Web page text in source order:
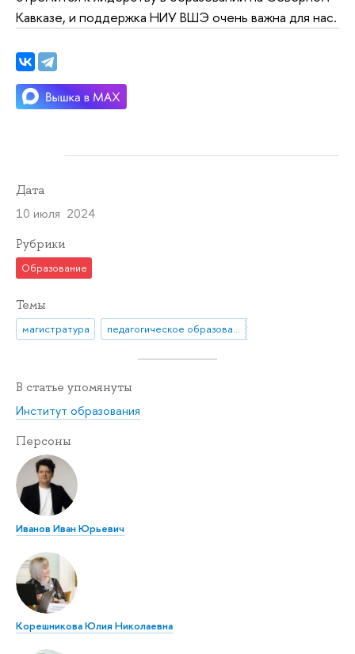
Кавказе, и поддержка НИУ ВШЭ очень важна для нас.
Дата
10 июля 2024
Рубрики
Образование
Темы
магистратура педагогическое образование
В статье упомянуты
Институт образования
Персоны
Иванов Иван Юрьевич
Корешникова Юлия Николаевна